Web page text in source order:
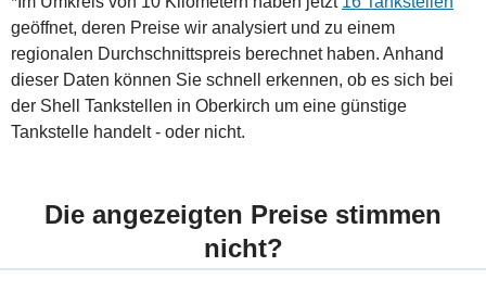
geöffnet, deren Preise wir analysiert und zu einem
regionalen Durchschnittspreis berechnet haben. Anhand
dieser Daten können Sie schnell erkennen, ob es sich bei
der Shell Tankstellen in Oberkirch um eine günstige
Tankstelle handelt - oder nicht.
Die angezeigten Preise stimmen
nicht?